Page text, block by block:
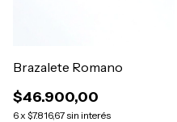
Brazalete Romano
$46.900,00
6 x $7.816,67sin interés